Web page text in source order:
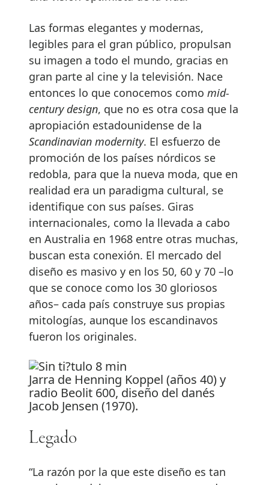
Las formas elegantes y modernas,
legibles para el gran público, propulsan
su imagen a todo el mundo, gracias en
gran parte al cine y la televisión. Nace
entonces lo que conocemos como mid-
century design, que no es otra cosa que la
apropiación estadounidense de la
Scandinavian modernity. El esfuerzo de
promoción de los países nórdicos se
redobla, para que la nueva moda, que en
realidad era un paradigma cultural, se
identifique con sus países. Giras
internacionales, como la llevada a cabo
en Australia en 1968 entre otras muchas,
buscan esta conexión. El mercado del
diseño es masivo y en los 50, 60 y 70 –lo
que se conoce como los 30 gloriosos
años– cada país construye sus propias
mitologías, aunque los escandinavos
fueron los originales.
Jarra de Henning Koppel (años 40) y
radio Beolit 600, diseño del danés
Jacob Jensen (1970).
Legado
“La razón por la que este diseño es tan